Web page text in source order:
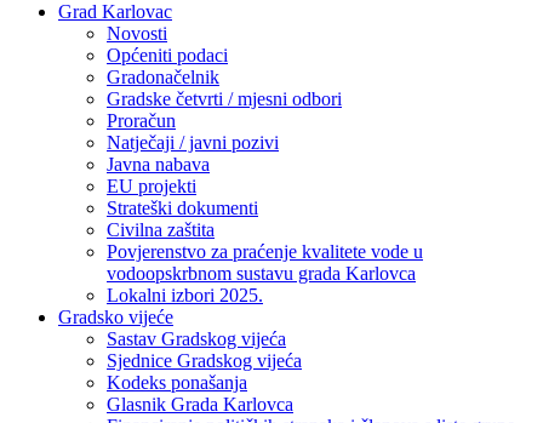
Grad Karlovac
Novosti
Općeniti podaci
Gradonačelnik
Gradske četvrti / mjesni odbori
Proračun
Natječaji / javni pozivi
Javna nabava
EU projekti
Strateški dokumenti
Civilna zaštita
Povjerenstvo za praćenje kvalitete vode u
vodoopskrbnom sustavu grada Karlovca
Lokalni izbori 2025.
Gradsko vijeće
Sastav Gradskog vijeća
Sjednice Gradskog vijeća
Kodeks ponašanja
Glasnik Grada Karlovca